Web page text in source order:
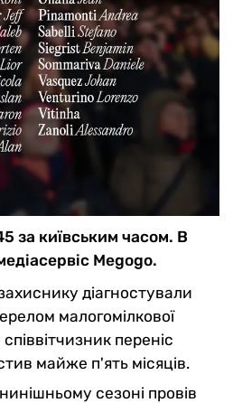
за київським часом. В
Megogo.
діагностували
малогомілкової
переніс
майже п'ять місяців.
сезоні провів